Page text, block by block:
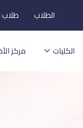
الطلاب طلاب
الكليات مركز